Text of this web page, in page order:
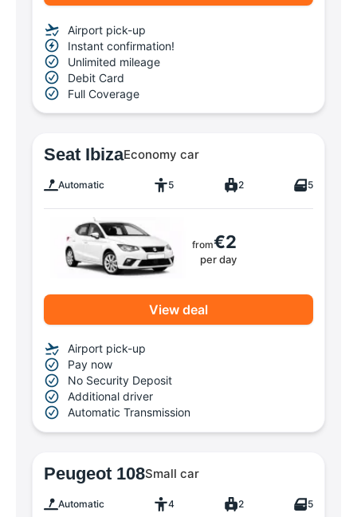
Airport pick-up
Instant confirmation!
Unlimited mileage
Debit Card
Full Coverage
Seat IbizaEconomy car
Automatic 5 2 5
from€2
per day
View deal
Airport pick-up
Pay now
No Security Deposit
Additional driver
Automatic Transmission
Peugeot 108Small car
Automatic 4 2 5